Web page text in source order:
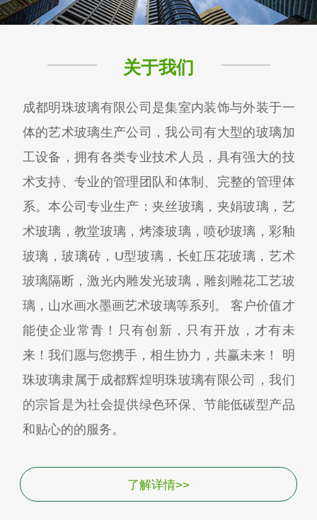
关于我们
成都明珠玻璃有限公司是集室内装饰与外装于一
体的艺术玻璃生产公司，我公司有大型的玻璃加
工设备，拥有各类专业技术人员，具有强大的技
术支持、专业的管理团队和体制、完整的管理体
系。本公司专业生产：夹丝玻璃，夹娟玻璃，艺
术玻璃，教堂玻璃，烤漆玻璃，喷砂玻璃，彩釉
玻璃，玻璃砖，U型玻璃，长虹压花玻璃，艺术
玻璃隔断，激光内雕发光玻璃，雕刻雕花工艺玻
璃，山水画水墨画艺术玻璃等系列。 客户价值才
能使企业常青！只有创新，只有开放，才有未
来！我们愿与您携手，相生协力，共赢未来！ 明
珠玻璃隶属于成都辉煌明珠玻璃有限公司，我们
的宗旨是为社会提供绿色环保、节能低碳型产品
和贴心的的服务。
了解详情>>